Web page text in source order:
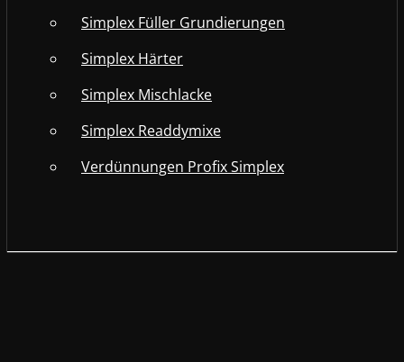
Simplex Füller Grundierungen
Simplex Härter
Simplex Mischlacke
Simplex Readdymixe
Verdünnungen Profix Simplex